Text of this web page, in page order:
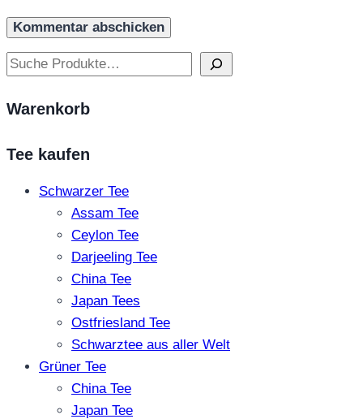
Suchen
Warenkorb
Tee kaufen
Schwarzer Tee
Assam Tee
Ceylon Tee
Darjeeling Tee
China Tee
Japan Tees
Ostfriesland Tee
Schwarztee aus aller Welt
Grüner Tee
China Tee
Japan Tee